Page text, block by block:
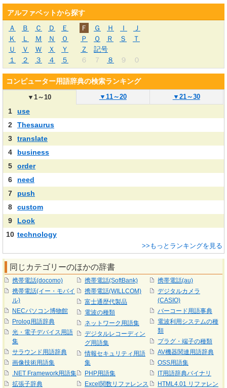
アルファベットから探す
Ａ
Ｂ Ｃ Ｄ Ｅ Ｆ Ｇ Ｈ Ｉ
Ｊ
Ｋ
Ｌ Ｍ Ｎ Ｏ Ｐ Ｑ Ｒ Ｓ
Ｔ
Ｕ
Ｖ Ｗ Ｘ Ｙ Ｚ
記号
１
２ ３ ４ ５ ６ ７ ８ ９ ０
コンピューター用語辞典の検索ランキング
▼1～10 ▼ 11～20 ▼ 21～30
1
use
2
Thesaurus
3
translate
4
business
5
order
6
need
7
push
8
custom
9
Look
10 technology
>>もっとランキングを見る
同じカテゴリーのほかの辞書
携帯電話(docomo)
携帯電話(イー・モバイ
ル)
NECパソコン博物館
Prolog用語辞典
光・電子デバイス用語
集
サラウンド用語辞典
画像技術用語集
.NET Framework用語集
拡張子辞典
携帯電話(SoftBank)
携帯電話(WILLCOM)
富士通歴代製品
電波の種類
ネットワーク用語集
デジタルレコーディン
グ用語集
情報セキュリティ用語
集
PHP用語集
Excel関数リファレンス
携帯電話(au)
デジタルカメラ
(CASIO)
バーコード用語事典
電波利用システムの種
類
プラグ・端子の種類
AV機器関連用語辞典
OSS用語集
IT用語辞典バイナリ
HTML4.01 リファレン